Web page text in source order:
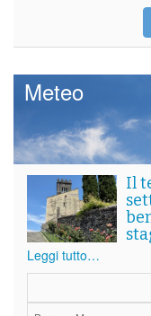
Meteo
Il
Leggi tutto…